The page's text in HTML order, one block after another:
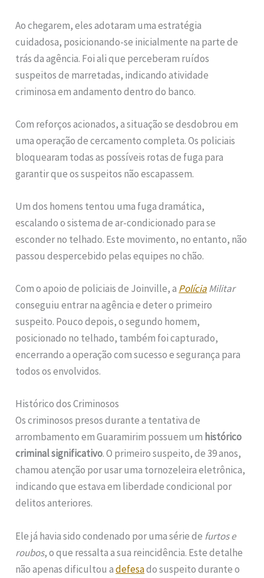
Ao chegarem, eles adotaram uma estratégia
cuidadosa, posicionando-se inicialmente na parte de
trás da agência. Foi ali que perceberam ruídos
suspeitos de marretadas, indicando atividade
criminosa em andamento dentro do banco.
Com reforços acionados, a situação se desdobrou em
uma operação de cercamento completa. Os policiais
bloquearam todas as possíveis rotas de fuga para
garantir que os suspeitos não escapassem.
Um dos homens tentou uma fuga dramática,
escalando o sistema de ar-condicionado para se
esconder no telhado. Este movimento, no entanto, não
passou despercebido pelas equipes no chão.
Com o apoio de policiais de Joinville, a PolíciaMilitar
conseguiu entrar na agência e deter o primeiro
suspeito. Pouco depois, o segundo homem,
posicionado no telhado, também foi capturado,
encerrando a operação com sucesso e segurança para
todos os envolvidos.
Histórico dos Criminosos
Os criminosos presos durante a tentativa de
arrombamento em Guaramirim possuem um histórico
criminal significativo. O primeiro suspeito, de 39 anos,
chamou atenção por usar uma tornozeleira eletrônica,
indicando que estava em liberdade condicional por
delitos anteriores.
Ele já havia sido condenado por uma série de furtos e
roubos, o que ressalta a sua reincidência. Este detalhe
não apenas dificultou adefesado suspeito durante o